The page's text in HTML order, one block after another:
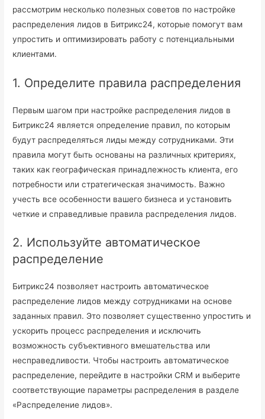
рассмотрим несколько полезных советов по настройке
распределения лидов в Битрикс24, которые помогут вам
упростить и оптимизировать работу с потенциальными
клиентами.
1. Определите правила распределения
Первым шагом при настройке распределения лидов в
Битрикс24 является определение правил, по которым
будут распределяться лиды между сотрудниками. Эти
правила могут быть основаны на различных критериях,
таких как географическая принадлежность клиента, его
потребности или стратегическая значимость. Важно
учесть все особенности вашего бизнеса и установить
четкие и справедливые правила распределения лидов.
2. Используйте автоматическое
распределение
Битрикс24 позволяет настроить автоматическое
распределение лидов между сотрудниками на основе
заданных правил. Это позволяет существенно упростить и
ускорить процесс распределения и исключить
возможность субъективного вмешательства или
несправедливости. Чтобы настроить автоматическое
распределение, перейдите в настройки CRM и выберите
соответствующие параметры распределения в разделе
«Распределение лидов».